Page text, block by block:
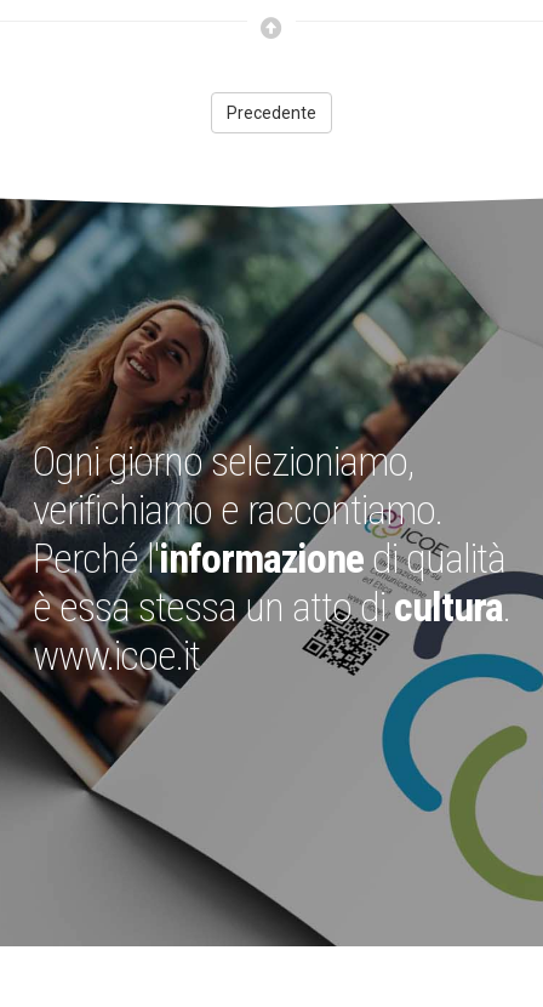
Precedente
Ogni giorno selezioniamo,
verifichiamo e raccontiamo.
Perché l'informazionedi qualità
è essa stessa un atto dicultura.
www.icoe.it